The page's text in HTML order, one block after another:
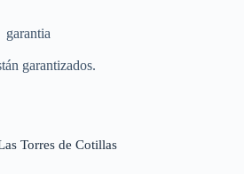
garantizados.
Torres de Cotillas